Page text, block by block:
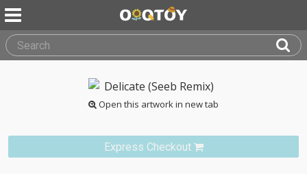
Open this artwork in new tab
Express Checkout